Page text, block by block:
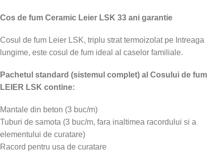
Cos de fum Ceramic Leier LSK 33 ani garantie
Cosul de fum Leier LSK, triplu strat termoizolat pe Intreaga
lungime, este cosul de fum ideal al caselor familiale.
Pachetul standard (sistemul complet) al Cosului de fum
LEIER LSK contine:
Mantale din beton (3 buc/m)
Tuburi de samota (3 buc/m, fara inaltimea racordului si a
elementului de curatare)
Racord pentru usa de curatare